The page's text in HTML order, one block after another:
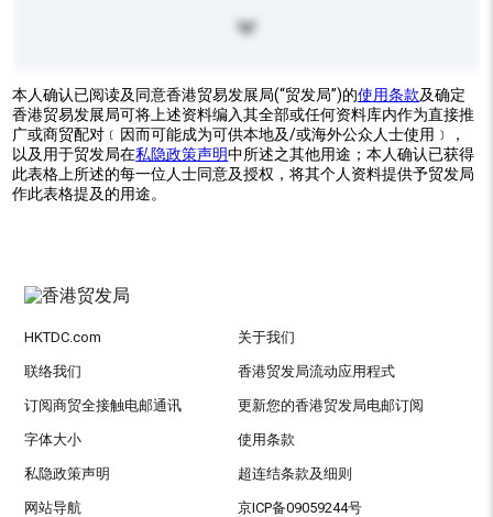
本人确认已阅读及同意香港贸易发展局(“贸发局”)的使用条款及确定
香港贸易发展局可将上述资料编入其全部或任何资料库内作为直接推
广或商贸配对﹝因而可能成为可供本地及/或海外公众人士使用﹞，
以及用于贸发局在私隐政策声明中所述之其他用途；本人确认已获得
此表格上所述的每一位人士同意及授权，将其个人资料提供予贸发局
作此表格提及的用途。
HKTDC.com 关于我们
联络我们 香港贸发局流动应用程式
订阅商贸全接触电邮通讯 更新您的香港贸发局电邮订阅
字体大小 使用条款
私隐政策声明 超连结条款及细则
网站导航 京ICP备09059244号